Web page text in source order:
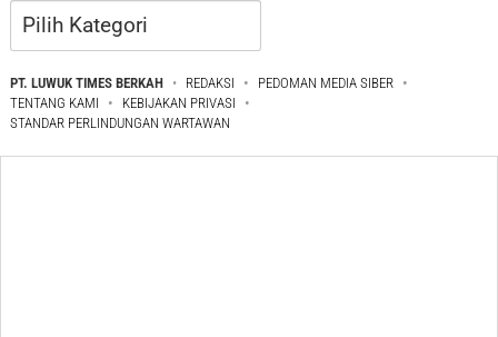
Kategori
PT. LUWUK TIMES BERKAH REDAKSI
PEDOMAN MEDIA SIBER
TENTANG KAMI
KEBIJAKAN PRIVASI
STANDAR PERLINDUNGAN WARTAWAN